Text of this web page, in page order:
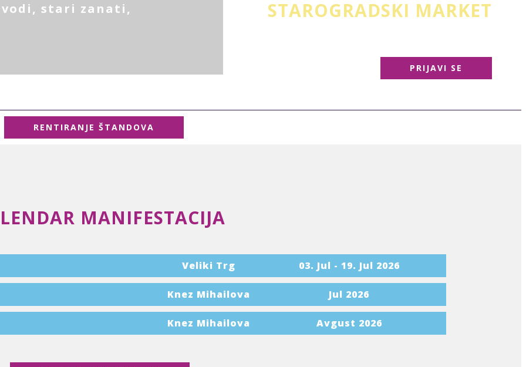
stari zanati, STAROGRADSKI MARKET
PRIJAVI SE
RENTIRANJE ŠTANDOVA
MANIFESTACIJA
Veliki Trg 03. Jul - 19. Jul 2026
Knez Mihailova Jul 2026
Knez Mihailova Avgust 2026